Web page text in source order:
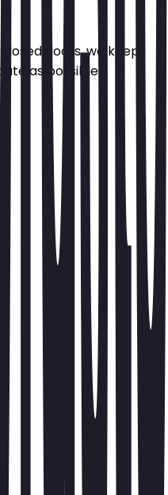
doors, we keep
as possible.